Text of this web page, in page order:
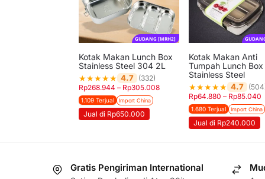
GUDANG [MRH2]
Kotak Makan Lunch Box
Stainless Steel 304 2L
★★★★★ 4.7
(332)
Rp268.944 – Rp305.008
1.109 Terjual Import China
Jual di Rp650.000
Kotak Makan Anti
Tumpah Lunch Box
Stainless Steel
★★★★★ 4.7
Rp64.880 – Rp85.040
1.680 Terjual Import China
Jual di Rp240.000
Gratis Pengiriman International